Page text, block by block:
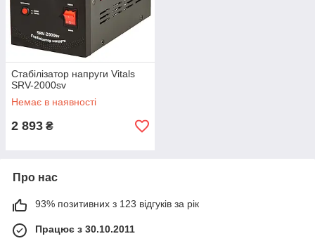
Стабілізатор напруги Vitals
SRV-2000sv
Немає в наявності
2 893 ₴
Про нас
93% позитивних з 123 відгуків за рік
Працює з 30.10.2011